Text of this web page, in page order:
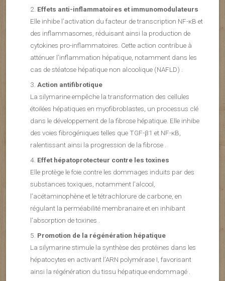
Effets anti-inflammatoires et immunomodulateurs
Elle inhibe l’activation du facteur de transcription NF-κB et
des inflammasomes, réduisant ainsi la production de
cytokines pro-inflammatoires. Cette action contribue à
atténuer l’inflammation hépatique, notamment dans les
cas de stéatose hépatique non alcoolique (NAFLD) .
Action antifibrotique
La silymarine empêche la transformation des cellules
étoilées hépatiques en myofibroblastes, un processus clé
dans le développement de la fibrose hépatique. Elle inhibe
des voies fibrogéniques telles que TGF-β1 et NF-κB,
ralentissant ainsi la progression de la fibrose .
Effet hépatoprotecteur contre les toxines
Elle protège le foie contre les dommages induits par des
substances toxiques, notamment l’alcool,
l’acétaminophène et le tétrachlorure de carbone, en
régulant la perméabilité membranaire et en inhibant
l’absorption de toxines .
Promotion de la régénération hépatique
La silymarine stimule la synthèse des protéines dans les
hépatocytes en activant l’ARN polymérase I, favorisant
ainsi la régénération du tissu hépatique endommagé .